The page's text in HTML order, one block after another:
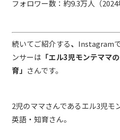
フォロワー数：約9.3万人（2024
続いてご紹介する、 Instagram
ンサーは 「エル3児モンテママ
育」 さんです。
2児のママさんであるエル3児モ
英語・知育さん。